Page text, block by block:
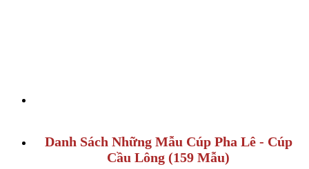
Danh Sách Những Mẫu Cúp Pha Lê - Cúp
Cầu Lông (159 Mẫu)